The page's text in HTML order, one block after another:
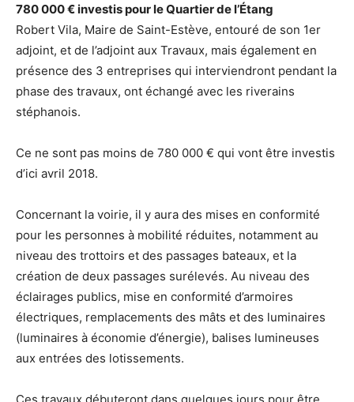
780 000 € investis pour le Quartier de l’Étang
Robert Vila, Maire de Saint-Estève, entouré de son 1er
adjoint, et de l’adjoint aux Travaux, mais également en
présence des 3 entreprises qui interviendront pendant la
phase des travaux, ont échangé avec les riverains
stéphanois.
Ce ne sont pas moins de 780 000 € qui vont être investis
d’ici avril 2018.
Concernant la voirie, il y aura des mises en conformité
pour les personnes à mobilité réduites, notamment au
niveau des trottoirs et des passages bateaux, et la
création de deux passages surélevés. Au niveau des
éclairages publics, mise en conformité d’armoires
électriques, remplacements des mâts et des luminaires
(luminaires à économie d’énergie), balises lumineuses
aux entrées des lotissements.